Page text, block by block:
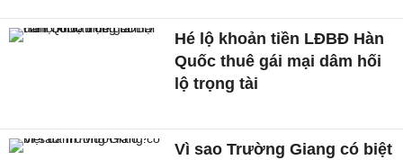
Hé lộ khoản tiền LĐBĐ Hàn
Quốc thuê gái mại dâm hối
lộ trọng tài
Vì sao Trường Giang có biệt